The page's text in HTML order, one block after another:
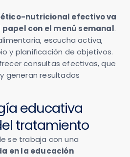
nutricional efectivo va
con el menú semanal.
escucha activa,
y planificación de objetivos.
consultas efectivas, que
generan resultados
educativa
tratamiento
se trabaja con una
en la educación